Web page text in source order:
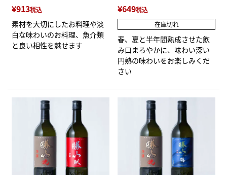
¥913税込
素材を大切にしたお料理や淡
白な味わいのお料理、魚介類
と良い相性を魅せます
¥649税込
在庫切れ
春、夏と半年間熟成させた飲
み口まろやかに、味わい深い
円熟の味わいをお楽しみくだ
さい